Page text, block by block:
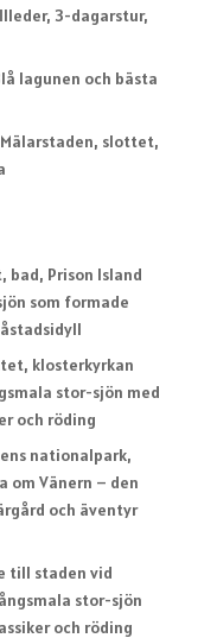
3-dagarstur,
lagunen och bästa
slottet,
Prison Island
som formade
klosterkyrkan
stor-sjön med
och röding
nationalpark,
om Vänern – den
och äventyr
till staden vid
stor-sjön
och röding